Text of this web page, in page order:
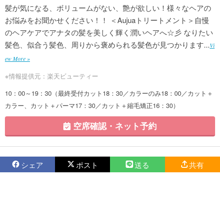
髪が気になる、ボリュームがない、艶が欲しい！様々なヘアの
お悩みをお聞かせください！！ ＜Aujuaトリートメント＞自慢
のヘアケアでアナタの髪を美しく輝く潤いヘアへ☆彡 なりたい
髪色、似合う髪色、周りから褒められる髪色が見つかります...Vi
ew More »
※情報提供元：楽天ビューティー
10：00～19：30（最終受付カット18：30／カラーのみ18：00／カット＋
カラー、カット＋パーマ17：30／カット＋縮毛矯正16：30）
空席確認・ネット予約
シェア ポスト 送る 共有